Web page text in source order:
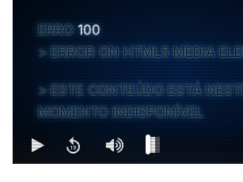
ERRO 100
ERROR ON HTML5 MEDIA
ESTE CONTEÚDO ESTÁ
MOMENTO INDISPONÍVEL